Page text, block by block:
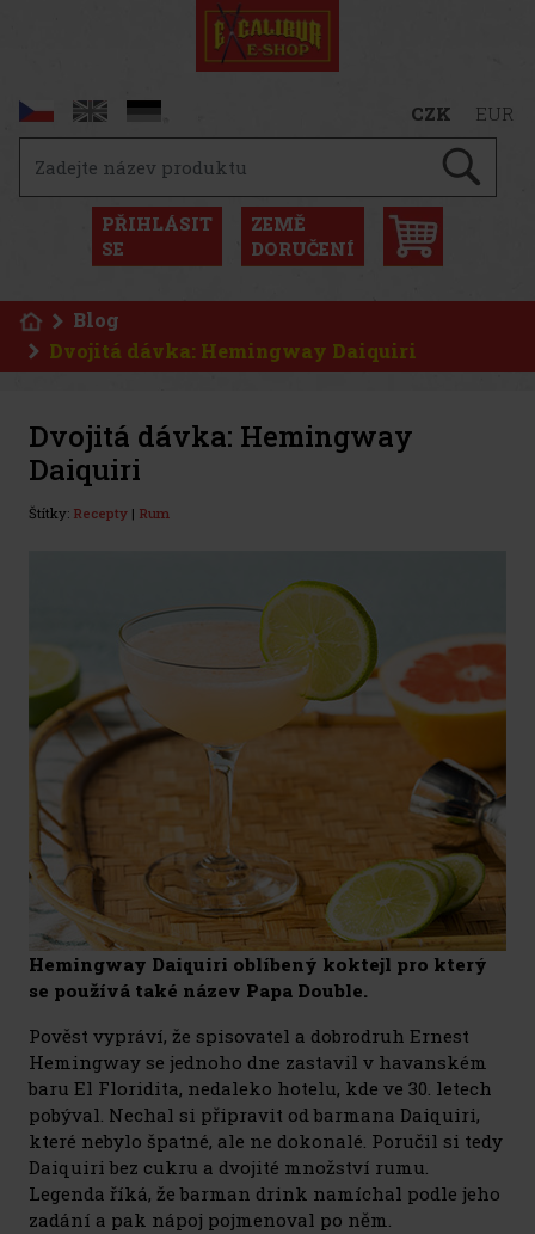
CZK EUR
PŘIHLÁSIT
SE
ZEMĚ
DORUČENÍ
Blog
Dvojitá dávka: Hemingway Daiquiri
Dvojitá dávka: Hemingway
Daiquiri
Štítky: Recepty | Rum
Hemingway Daiquiri oblíbený koktejl pro který
se používá také název Papa Double.
Pověst vypráví, že spisovatel a dobrodruh Ernest
Hemingway se jednoho dne zastavil v havanském
baru El Floridita, nedaleko hotelu, kde ve 30. letech
pobýval. Nechal si připravit od barmana Daiquiri,
které nebylo špatné, ale ne dokonalé. Poručil si tedy
Daiquiri bez cukru a dvojité množství rumu.
Legenda říká, že barman drink namíchal podle jeho
zadání a pak nápoj pojmenoval po něm.